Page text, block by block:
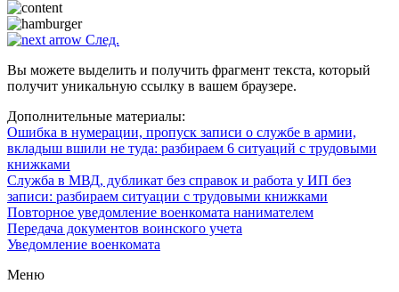
След.
Вы можете выделить и получить фрагмент текста, который
получит уникальную ссылку в вашем браузере.
Дополнительные материалы:
Ошибка в нумерации, пропуск записи о службе в армии,
вкладыш вшили не туда: разбираем 6 ситуаций с трудовыми
книжками
Служба в МВД, дубликат без справок и работа у ИП без
записи: разбираем ситуации с трудовыми книжками
Повторное уведомление военкомата нанимателем
Передача документов воинского учета
Уведомление военкомата
Меню